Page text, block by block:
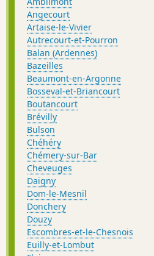
Angecourt
Artaise-le-Vivier
Autrecourt-et-Pourron
Balan (Ardennes)
Bazeilles
Beaumont-en-Argonne
Bosseval-et-Briancourt
Boutancourt
Brévilly
Bulson
Chéhéry
Chémery-sur-Bar
Cheveuges
Daigny
Dom-le-Mesnil
Donchery
Douzy
Escombres-et-le-Chesnois
Euilly-et-Lombut